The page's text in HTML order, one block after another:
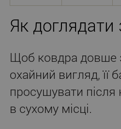
Як
Щоб ковдра довше
охайний вигляд, її
просушувати після
в сухому місці.